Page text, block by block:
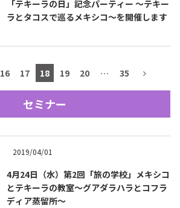
Travel of Mexico
テキーラ・メスカルが飲める
Bar & Restaurant
「テキーラの日」記念パーティー ～テキー
ラとタコスで巡るメキシコ～を開催します
16 17 18 19 20 … 35
セミナー
2019/04/01
4月24日（水）第2回「旅の学校」メキシコ
とテキーラの教室〜グアダラハラとコフラ
ディア蒸留所～